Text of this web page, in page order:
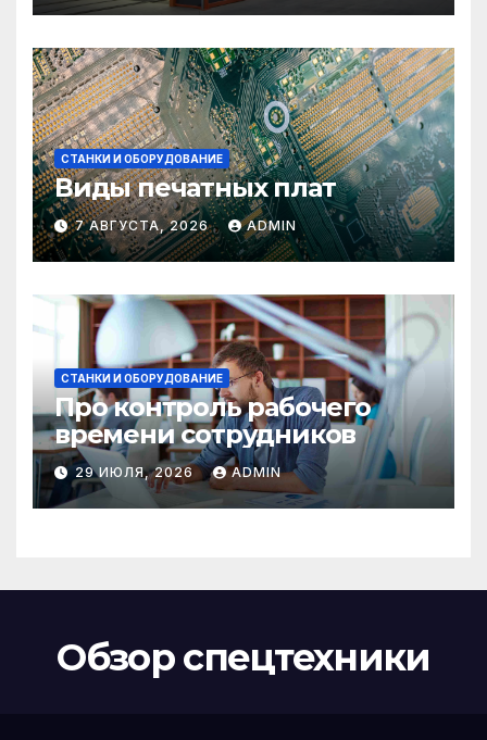
СТАНКИ И ОБОРУДОВАНИЕ
Виды печатных плат
7 АВГУСТА, 2026 ADMIN
СТАНКИ И ОБОРУДОВАНИЕ
Про контроль рабочего
времени сотрудников
29 ИЮЛЯ, 2026 ADMIN
Обзор спецтехники